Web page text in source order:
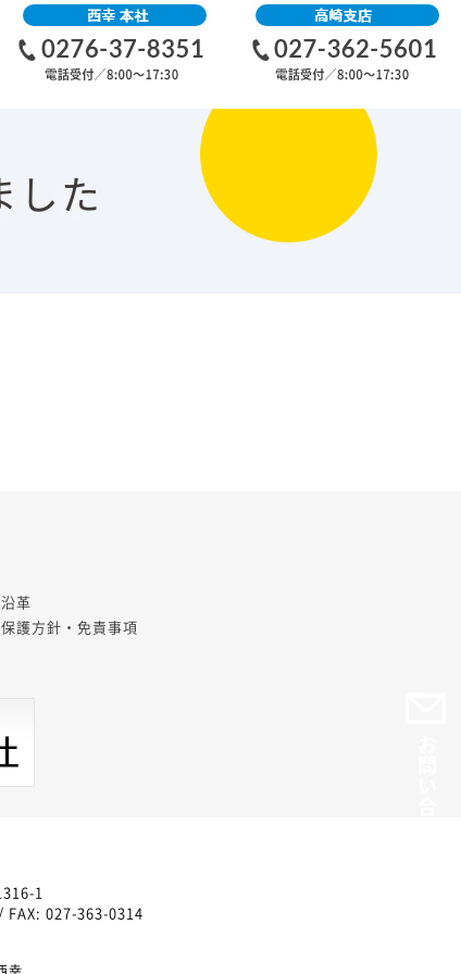
した
革
護方針・免責事項
1
FAX: 027-363-0314
幸